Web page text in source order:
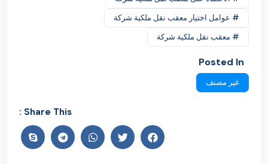
معقب نقل ملكية شركة في الكثير من الخدمات المختلفة
للأفراد في الحال على مدار اليوم حيث أنه يعمل على استقبال
جميع الأفراد وتحديد المستندات والأوراق المطلوبة للحصول
على أفضل خدمة ممكنة في النهاية، وهذا ما تعرفنا عليه
بالتفصيل وذلك من خلال مقالنا هذا.
# الاعتماد على معقب نقل ملكية شركة
# عوامل اختيار معقب نقل ملكية شركة